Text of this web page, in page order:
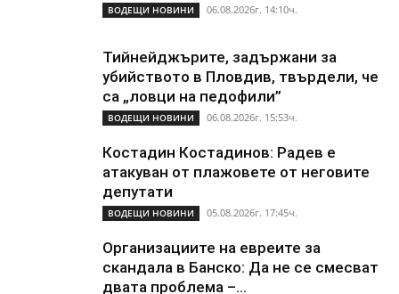
ВОДЕЩИ НОВИНИ 06.08.2026г. 14:10ч.
Тийнейджърите, задържани за
убийството в Пловдив, твърдели, че
са „ловци на педофили”
ВОДЕЩИ НОВИНИ 06.08.2026г. 15:53ч.
Костадин Костадинов: Радев е
атакуван от плажoвете от неговите
депутати
ВОДЕЩИ НОВИНИ 05.08.2026г. 17:45ч.
Организациите на евреите за
скандала в Банско: Да не се смесват
двата проблема –...